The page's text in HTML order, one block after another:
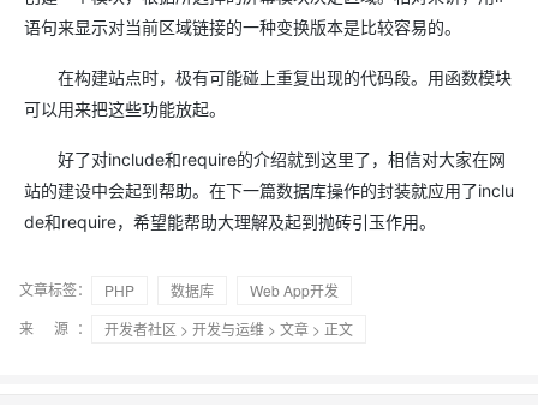
语句来显示对当前区域链接的一种变换版本是比较容易的。
在构建站点时，极有可能碰上重复出现的代码段。用函数模块
可以用来把这些功能放起。
好了对include和require的介绍就到这里了，相信对大家在网
站的建设中会起到帮助。在下一篇数据库操作的封装就应用了inclu
de和require，希望能帮助大理解及起到抛砖引玉作用。
文章标签： PHP 数据库
Web App开发
来 源：
开发者社区 > 开发与运维 > 文章 > 正文